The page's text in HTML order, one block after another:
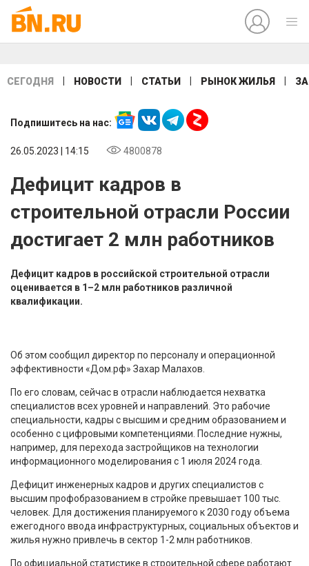
СЕГОДНЯ НОВОСТИ СТАТЬИ РЫНОК ЖИЛЬЯ
Подпишитесь на нас:
26.05.2023 | 14:15 4800878
Дефицит кадров в
строительной отрасли России
достигает 2 млн работников
Дефицит кадров в российской строительной отрасли
оценивается в 1–2 млн работников различной
квалификации.
Об этом сообщил директор по персоналу и операционной
эффективности «Дом.рф» Захар Малахов.
По его словам, сейчас в отрасли наблюдается нехватка
специалистов всех уровней и направлений. Это рабочие
специальности, кадры с высшим и средним образованием и
особенно с цифровыми компетенциями. Последние нужны,
например, для перехода застройщиков на технологии
информационного моделирования с 1 июля 2024 года.
Дефицит инженерных кадров и других специалистов с
высшим профобразованием в стройке превышает 100 тыс.
человек. Для достижения планируемого к 2030 году объема
ежегодного ввода инфраструктурных, социальных объектов и
жилья нужно привлечь в сектор 1-2 млн работников.
По официальной статистике в строительной сфере работают